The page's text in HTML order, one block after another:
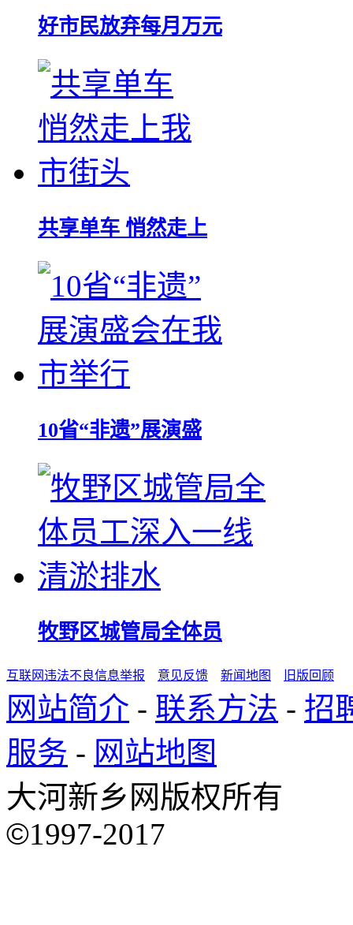
好市民放弃每月万元
共享单车 悄然走上
10省“非遗”展演盛
牧野区城管局全体员
互联网违法不良信息举报 意见反馈 新闻地图 旧版回顾
网站简介 - 联系方法 - 招
服务 - 网站地图
大河新乡网版权所有
©1997-2017